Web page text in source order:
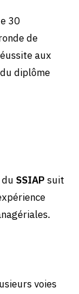
30
de
aux
diplôme
duSSIAP suit
voies